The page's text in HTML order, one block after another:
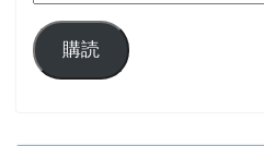
購読